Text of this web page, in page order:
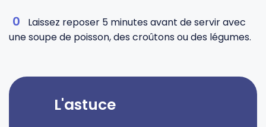
Laissez reposer 5 minutes avant de servir avec
une soupe de poisson, des croûtons ou des légumes.
L'astuce